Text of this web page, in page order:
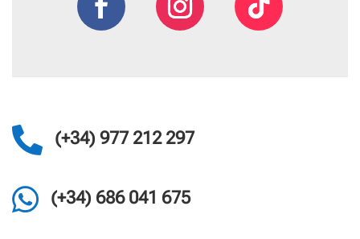
 (+34) 977 212 297
 (+34) 686 041 675